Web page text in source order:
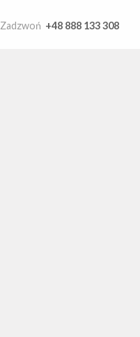
Zadzwoń +48 888 133 308